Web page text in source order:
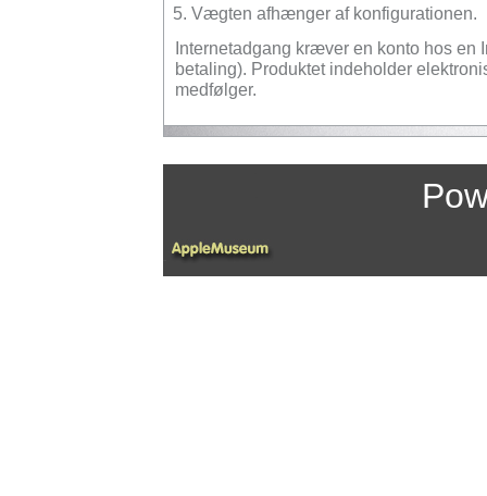
Vægten afhænger af konfigurationen.
Internetadgang kræver en konto hos en
betaling). Produktet indeholder
medfølger.